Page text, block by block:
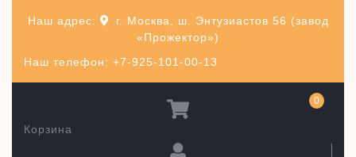
Наш телефон: +7-925-101-00-13
Наш адрес:
г. Москва, ш. Энтузиастов 56 (завод
«Прожектор»)
Корзина
0